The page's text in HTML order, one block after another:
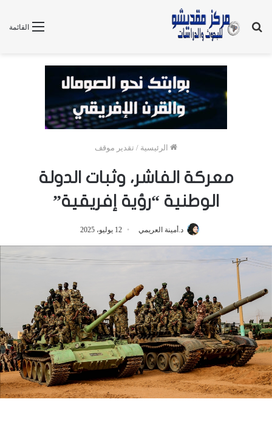
القائمة
بحث
الرئيسية / تقدير موقف
معركة الفاشر، وثبات الدولة
الوطنية “رؤية إفريقية”
د.أمينة العريمي 12 يوليو، 2025